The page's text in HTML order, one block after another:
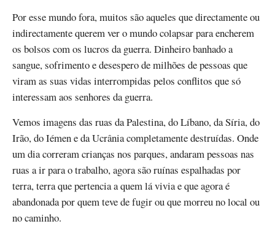
Por esse mundo fora, muitos são aqueles que directamente ou
indirectamente querem ver o mundo colapsar para encherem
os bolsos com os lucros da guerra. Dinheiro banhado a
sangue, sofrimento e desespero de milhões de pessoas que
viram as suas vidas interrompidas pelos conflitos que só
interessam aos senhores da guerra.
Vemos imagens das ruas da Palestina, do Líbano, da Síria, do
Irão, do Iémen e da Ucrânia completamente destruídas. Onde
um dia correram crianças nos parques, andaram pessoas nas
ruas a ir para o trabalho, agora são ruínas espalhadas por
terra, terra que pertencia a quem lá vivia e que agora é
abandonada por quem teve de fugir ou que morreu no local ou
no caminho.